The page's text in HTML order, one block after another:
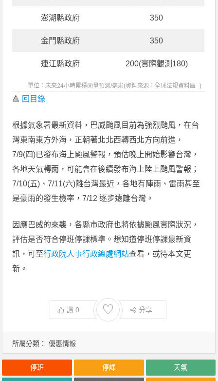
澎湖縣政府 350
金門縣政府 350
連江縣政府 200(實際觀測180)
單位：未來24小時累積雨量預測/毫米(資料來源：全球法規資料庫 )
🔺 回目錄
根據氣象署最新資料，巴威颱風目前為強烈颱風，在台
灣東南東方外海，正朝著北北西轉西北方向前進，
7/9(四)已發布海上颱風警報，預估晚上開始影響台灣，
各地天氣轉雨，可能會在後續發布海上陸上颱風警報；
7/10(五)、7/11(六)離台灣最近，各地有陣雨、雷雨甚至
是豪雨的發生機率，7/12 逐步遠離台灣。
因應巴威的來襲，各縣市政府也將依據颱風實際狀況，
評估是否符合停班停課標準。想知道停班停課最新資
訊，可至行政院人事行政總處網站查看，或待本文更
新。
讚0 ♡ 分享
所屬分類： 優惠情報
停班 停課 天氣